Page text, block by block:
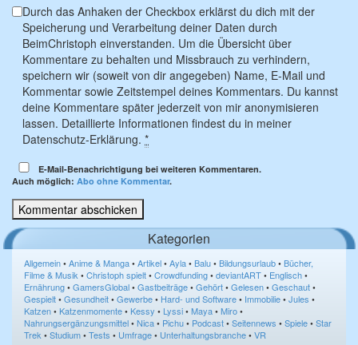
Durch das Anhaken der Checkbox erklärst du dich mit der
Speicherung und Verarbeitung deiner Daten durch
BeimChristoph einverstanden. Um die Übersicht über
Kommentare zu behalten und Missbrauch zu verhindern,
speichern wir (soweit von dir angegeben) Name, E-Mail und
Kommentar sowie Zeitstempel deines Kommentars. Du kannst
deine Kommentare später jederzeit von mir anonymisieren
lassen. Detaillierte Informationen findest du in meiner
Datenschutz-Erklärung. *
E-Mail-Benachrichtigung bei weiteren Kommentaren.
Auch möglich: Abo ohne Kommentar.
Kategorien
Allgemein•Anime & Manga•Artikel•Ayla•Balu•Bildungsurlaub•Bücher,
Filme & Musik •Christoph spielt•Crowdfunding•deviantART• Englisch•
Ernährung•GamersGlobal•Gastbeiträge•Gehört•Gelesen•Geschaut•
Gespielt•Gesundheit•Gewerbe• Hard- und Software• Immobilie•Jules •
Katzen•Katzenmomente•Kessy • Lyssi•Maya•Miro•
Nahrungsergänzungsmittel•Nica• Pichu• Podcast•Seitennews •Spiele•Star
Trek •Studium•Tests • Umfrage• Unterhaltungsbranche•VR